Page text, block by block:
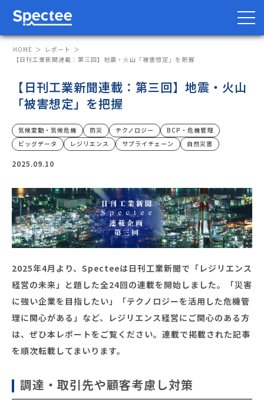
防災・BCP向け サプライチェーン向け
サービス
スマートリスク管理
導入事例
レポート
セミナー・イベント
ニュース
経営チーム
HOME
レポート
【日刊工業新聞連載：第三回】地震・火山「被害想定」を把握
【日刊工業新聞連載：第三回】地震・火山
「被害想定」を把握
気候変動・気候危機 防災 テクノロジー
BCP・危機管理
ビッグデータ
レジリエンス サプライチェーン 自然災害
2025.09.10
2025年4月より、Specteeは日刊工業新聞で「レジリエンス
経営の未来」と題した全24回の連載を開始しました。「災害
に強い企業を目指したい」「テクノロジーを活用した危機管
理に関心がある」など、レジリエンス経営にご関心のある方
は、ぜひ本レポートをご覧ください。連載で掲載された記事
を順次転載してまいります。
調達・取引先や顧客考慮し対策